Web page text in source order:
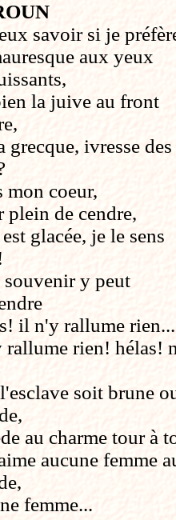
savoir si je
aux yeux
la juive au front
grecque, ivresse des
mon coeur,
plein de cendre,
glacée, je le sens
y peut
il n'y rallume rien...
rien! hélas!
soit brune
au charme tour à
aucune femme
femme...